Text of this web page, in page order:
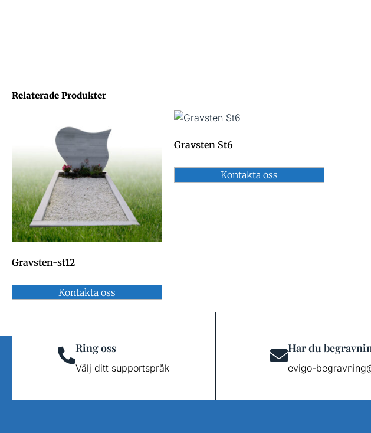
Relaterade Produkter
Gravsten-st12
Kontakta oss
Gravsten St6
Kontakta oss
Ring oss
Välj ditt supportspråk
Har du
evigo-